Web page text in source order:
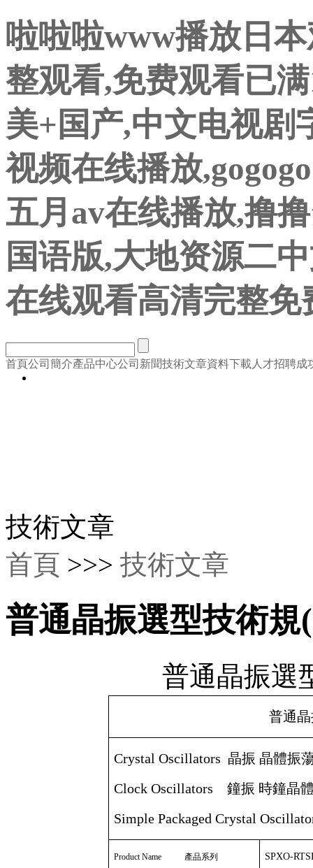
啦啦啦www播放日
整观看,免费观看已
美+国产,中文电视剧
视频在线播放
五月av在线播放,撸
国语版,大地资源二
在线观看高清完整免
首頁公司簡介產品中心公司新聞技術文章資料下載 人才招聘成
技術文章
首頁 >>> 技術文章
普通晶振選型技術規
普通晶振選
普通
Crystal Oscillators 晶振 晶體振
Clock Oscillators鐘振 時鐘晶
Simple Packaged Crystal
Product Name 產品系列 SPXO-